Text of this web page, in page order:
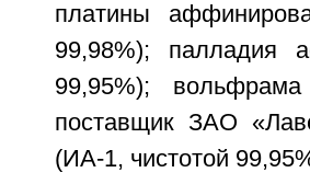
платины
99,98%); палладия
99,95%);
поставщик ЗАО
(ИА-1, чистотой